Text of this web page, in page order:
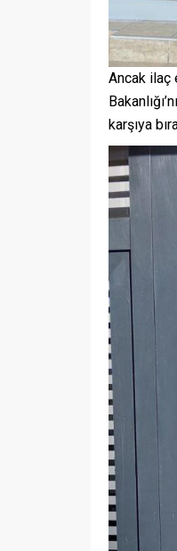
Ancak ilaç
karşıya
Bursa
27.04.2023 0